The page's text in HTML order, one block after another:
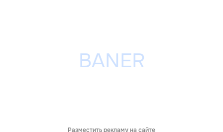
Разместить рекламу на сайте